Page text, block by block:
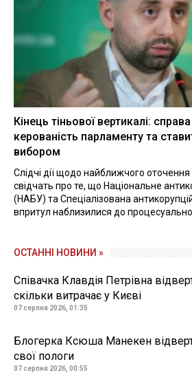
Кінець тіньової вертикалі:
керованість парламенту та
вибором
Слідчі дії щодо найближчого
свідчать про те, що Національне
(НАБУ) та Спеціалізована
впритул наблизилися до
ОСТАННІ НОВИНИ »
Співачка Клавдія Петрівна
скільки витрачає у Києві
07 серпня 2026, 01:35
Блогерка Ксюша Манекен
свої пологи
07 серпня 2026, 00:55